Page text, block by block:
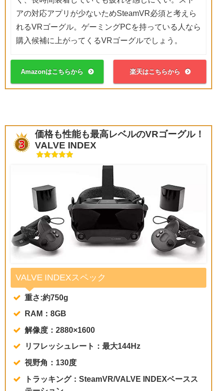
アの対応アプリが少ないためSteamVR必須と考えら
れるVRゴーグル。ゲーミングPCを持っている人なら
購入候補に上がってくるVRゴーグルでしょう。
Amazonはこちらから 楽天はこちらから
価格も性能も最高レベルのVRゴーグル！
VALVE INDEX
VALVE INDEXスペック
重さ:約750g
RAM：8GB
解像度：2880×1600
リフレッシュレート：最大144Hz
視野角：130度
トラッキング：SteamVR/VALVE INDEXベースス